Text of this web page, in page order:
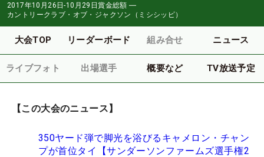
2017年10月26日-10月29日賞金総額 ―
カントリークラブ・オブ・ジャクソン（ミシシッピ）
大会TOP リーダーボード 組み合せ ニュース
ライブフォト 出場選手 概要など TV放送予定
【この大会のニュース】
350ヤード弾で脚光を浴びるキャメロン・チャン
プが首位タイ【サンダーソンファームズ選手権2